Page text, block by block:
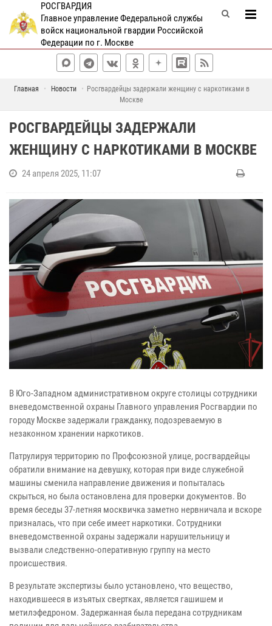
РОСГВАРДИЯ
Главное управление Федеральной службы
войск национальной гвардии Российской
Федерации по г. Москве
Главная Новости
Росгвардейцы задержали женщину с наркотиками в
Москве
РОСГВАРДЕЙЦЫ ЗАДЕРЖАЛИ
ЖЕНЩИНУ С НАРКОТИКАМИ В МОСКВЕ
24 апреля 2025, 11:07
В Юго-Западном административном округе столицы сотрудники
вневедомственной охраны Главного управления Росгвардии по
городу Москве задержали гражданку, подозреваемую в
незаконном хранении наркотиков.
Патрулируя территорию по Профсоюзной улице, росгвардейцы
обратили внимание на девушку, которая при виде служебной
машины сменила направление движения и попыталась
скрыться, но была остановлена для проверки документов. Во
время беседы 37-летняя москвичка заметно нервничала и вскоре
призналась, что при себе имеет наркотики. Сотрудники
вневедомственной охраны задержали нарушительницу и
вызвали следственно-оперативную группу на место
происшествия.
В результате экспертизы было установлено, что вещество,
находившееся в изъятых свертках, является гашишем и
метилэфедроном. Задержанная была передана сотрудникам